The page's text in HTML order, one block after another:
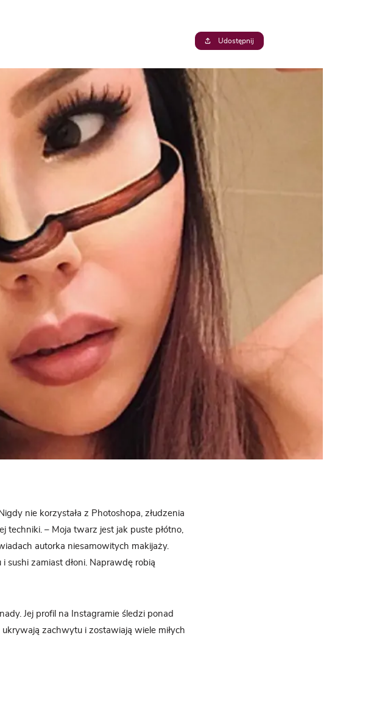
Udostępnij
nie korzystała z Photoshopa, złudzenia
– Moja twarz jest jak puste płótno,
autorka niesamowitych makijaży.
sushi zamiast dłoni. Naprawdę robią
Jej profil na Instagramie śledzi ponad
zachwytu i zostawiają wiele miłych